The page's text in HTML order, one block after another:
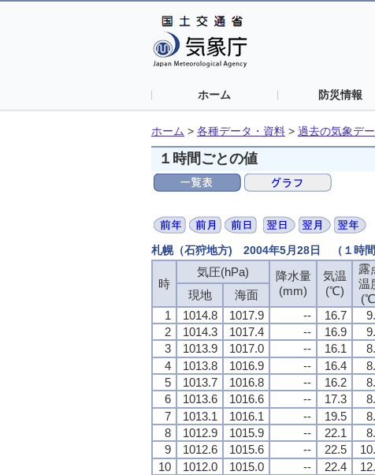
ホーム 防災情報
ホーム > 各種データ・資料 > 過去の気象デ
１時間ごとの値
札幌（石狩地方) 2004年5月28日 （１時間
時
気圧(hPa)
降水量
(mm)
気温
(℃)
露
温
現地 海面
1
1014.8 1017.9 -- 16.7
2
1014.3 1017.4 -- 16.9
3
1013.9 1017.0 -- 16.1
4
1013.8 1016.9 -- 16.4
5
1013.7 1016.8 -- 16.2
6
1013.6 1016.6 -- 17.3
7
1013.1 1016.1 -- 19.5
8
1012.9 1015.9 -- 22.1
9
1012.6 1015.6 -- 22.5
10
1012.0 1015.0 -- 22.4